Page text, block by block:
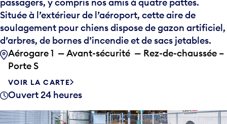
Située à l’extérieur de l’aéroport, cette aire de
soulagement pour chiens dispose de gazon artificiel,
d’arbres, de bornes d’incendie et de sacs jetables.
Aérogare 1 — Avant-sécurité — Rez-de-chaussée –
Porte S
VOIR LA CARTE
Ouvert 24 heures